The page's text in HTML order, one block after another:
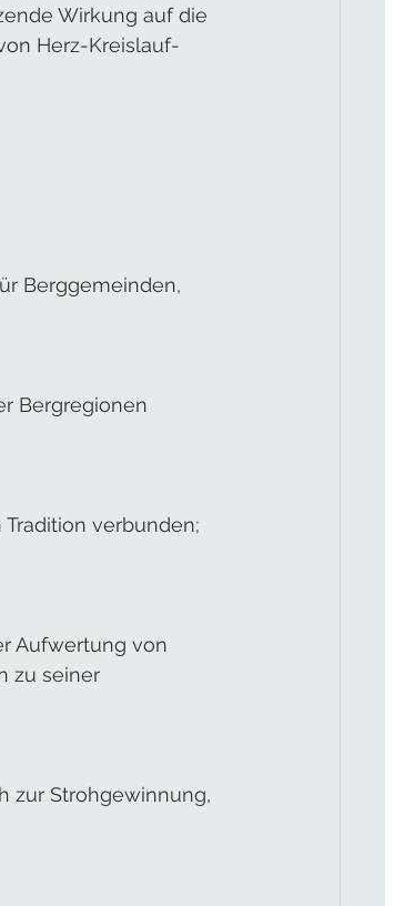
Wirkung auf die
Herz-Kreislauf-
Berggemeinden,
Bergregionen
verbunden;
Aufwertung von
zu seiner
zur Strohgewinnung,